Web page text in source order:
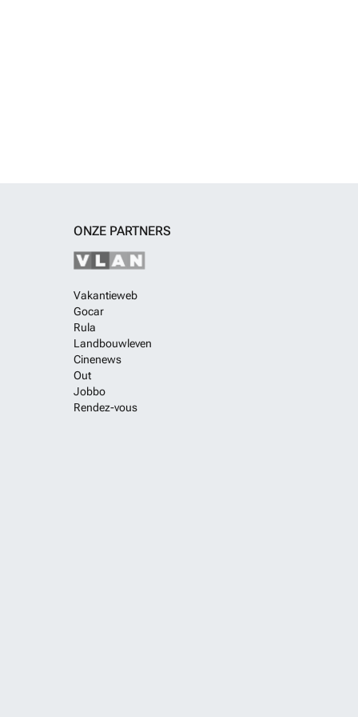
ONZE PARTNERS
Vakantieweb
Gocar
Rula
Landbouwleven
Cinenews
Out
Jobbo
Rendez-vous